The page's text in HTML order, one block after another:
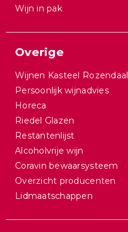
Wijn in pak
Overige
Wijnen Kasteel Rozendaal
Persoonlijk wijnadvies
Horeca
Riedel Glazen
Restantenlijst
Alcoholvrije wijn
Coravin bewaarsysteem
Overzicht producenten
Lidmaatschappen